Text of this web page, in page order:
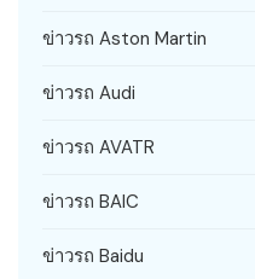
ข่าวรถ Aston Martin
ข่าวรถ Audi
ข่าวรถ AVATR
ข่าวรถ BAIC
ข่าวรถ Baidu